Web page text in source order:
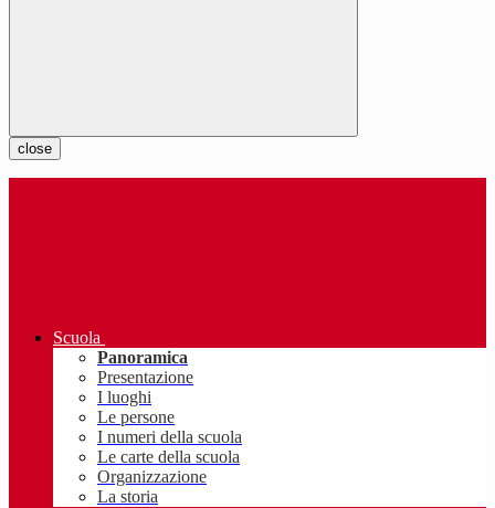
close
Scuola
Panoramica
Presentazione
I luoghi
Le persone
I numeri della scuola
Le carte della scuola
Organizzazione
La storia